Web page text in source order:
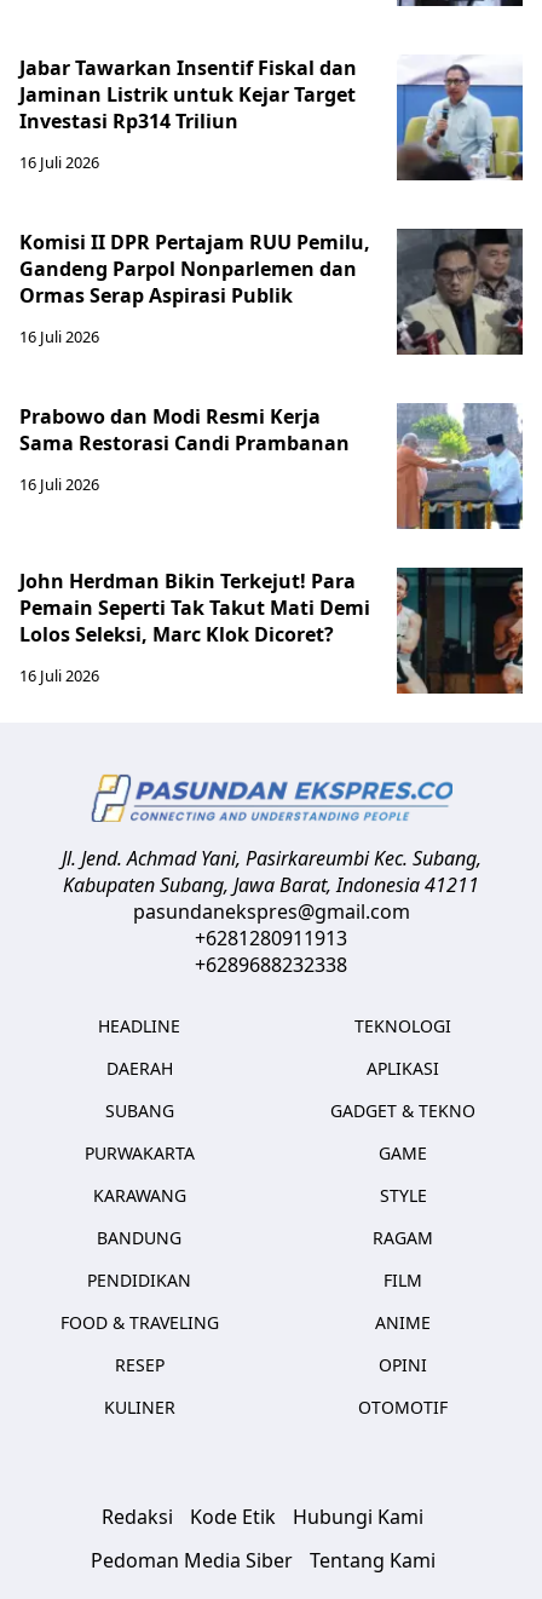
Jabar Tawarkan Insentif Fiskal dan
Jaminan Listrik untuk Kejar Target
Investasi Rp314 Triliun
16 Juli 2026
Komisi II DPR Pertajam RUU Pemilu,
Gandeng Parpol Nonparlemen dan
Ormas Serap Aspirasi Publik
16 Juli 2026
Prabowo dan Modi Resmi Kerja
Sama Restorasi Candi Prambanan
16 Juli 2026
John Herdman Bikin Terkejut! Para
Pemain Seperti Tak Takut Mati Demi
Lolos Seleksi, Marc Klok Dicoret?
16 Juli 2026
Jl. Jend. Achmad Yani, Pasirkareumbi Kec. Subang,
Kabupaten Subang, Jawa Barat,Indonesia41211
pasundanekspres@gmail.com
+6281280911913
+6289688232338
HEADLINE
DAERAH
SUBANG
PURWAKARTA
KARAWANG
BANDUNG
PENDIDIKAN
FOOD & TRAVELING
RESEP
KULINER
TEKNOLOGI
APLIKASI
GADGET & TEKNO
GAME
STYLE
RAGAM
FILM
ANIME
OPINI
OTOMOTIF
Redaksi Kode Etik
Hubungi Kami
Pedoman Media Siber
Tentang Kami